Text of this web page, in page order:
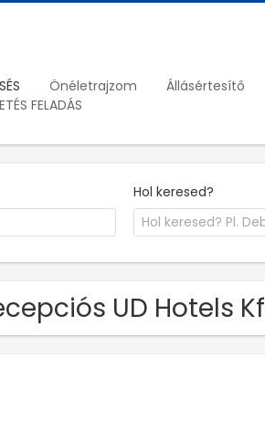
Önéletrajzom Állásértesítő
FELADÁS
Hol keresed?
UD Hotels